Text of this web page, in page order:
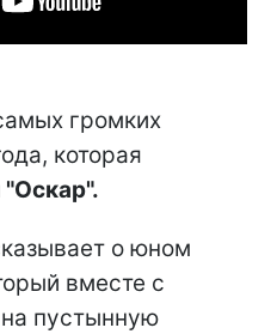
громких
которая
о юном
вместе с
пустынную